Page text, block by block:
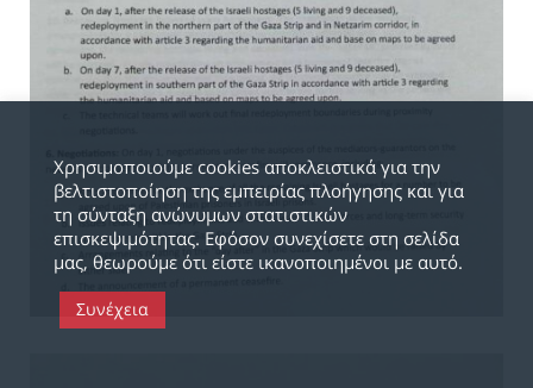
Χρησιμοποιούμε cookies αποκλειστικά για την
βελτιστοποίηση της εμπειρίας πλοήγησης και για
τη σύνταξη ανώνυμων στατιστικών
επισκεψιμότητας. Εφόσον συνεχίσετε στη σελίδα
μας, θεωρούμε ότι είστε ικανοποιημένοι με αυτό.
Συνέχεια